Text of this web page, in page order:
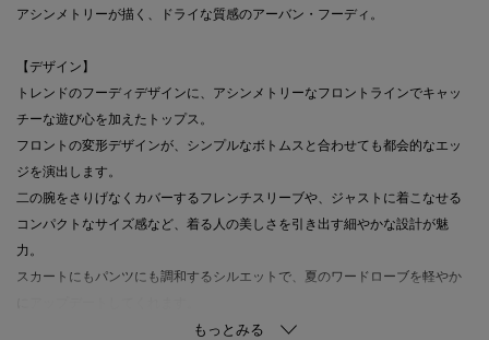
アシンメトリーが描く、ドライな質感のアーバン・フーディ。
【デザイン】
トレンドのフーディデザインに、アシンメトリーなフロントラインでキャッ
チーな遊び心を加えたトップス。
フロントの変形デザインが、シンプルなボトムスと合わせても都会的なエッ
ジを演出します。
二の腕をさりげなくカバーするフレンチスリーブや、ジャストに着こなせる
コンパクトなサイズ感など、着る人の美しさを引き出す細やかな設計が魅
力。
スカートにもパンツにも調和するシルエットで、夏のワードローブを軽やか